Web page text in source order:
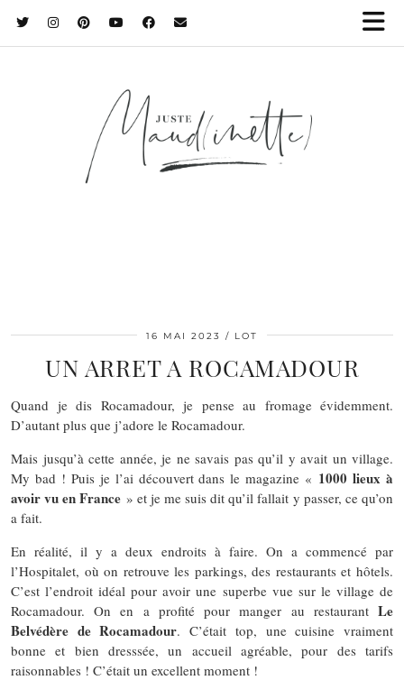
16 MAI 2023 LOT
UN ARRET A ROCAMADOUR
Quand je dis Rocamadour, je pense au fromage évidemment.
D’autant plus que j’adore le Rocamadour.
Mais jusqu’à cette année, je ne savais pas qu’il y avait un village.
My bad ! Puis je l’ai découvert dans le magazine « 1000 lieux à
avoir vu en France » et je me suis dit qu’il fallait y passer, ce qu’on
a fait.
En réalité, il y a deux endroits à faire. On a commencé par
l’Hospitalet, où on retrouve les parkings, des restaurants et hôtels.
C’est l’endroit idéal pour avoir une superbe vue sur le village de
Rocamadour. On en a profité pour manger au restaurant Le
Belvédère de Rocamadour. C’était top, une cuisine vraiment
bonne et bien dresssée, un accueil agréable, pour des tarifs
raisonnables ! C’était un excellent moment !